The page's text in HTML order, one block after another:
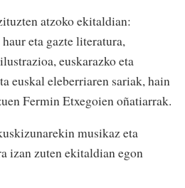
atzoko ekitaldian:
eta gazte literatura,
euskarazko eta
euskal eleberriaren sariak, hain
Fermin Etxegoien oñatiarrak.
musikaz eta
izan zuten ekitaldian egon